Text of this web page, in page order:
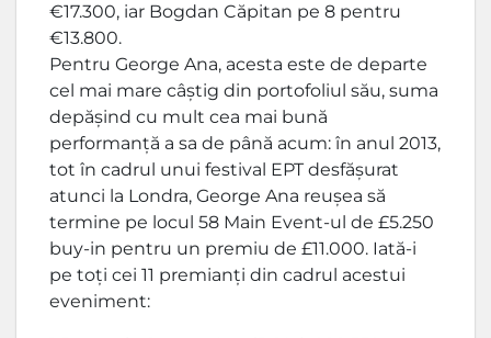
€17.300, iar Bogdan Căpitan pe 8 pentru
€13.800.
Pentru George Ana, acesta este de departe
cel mai mare câștig din portofoliul său, suma
depășind cu mult cea mai bună
performanță a sa de până acum: în anul 2013,
tot în cadrul unui festival EPT desfășurat
atunci la Londra, George Ana reușea să
termine pe locul 58 Main Event-ul de £5.250
buy-in pentru un premiu de £11.000. Iată-i
pe toți cei 11 premianți din cadrul acestui
eveniment: